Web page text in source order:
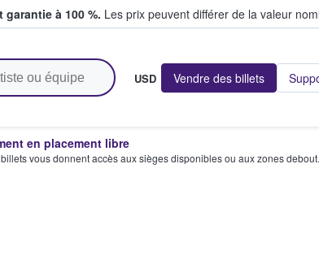
à 100 %. Les prix peuvent différer de la valeur
USD Vendre des billets
en placement libre
vous donnent accès aux sièges disponibles ou aux zones